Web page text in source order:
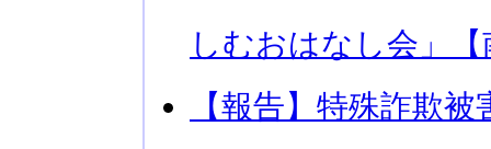
しむおはなし会」
【報告】特殊詐欺